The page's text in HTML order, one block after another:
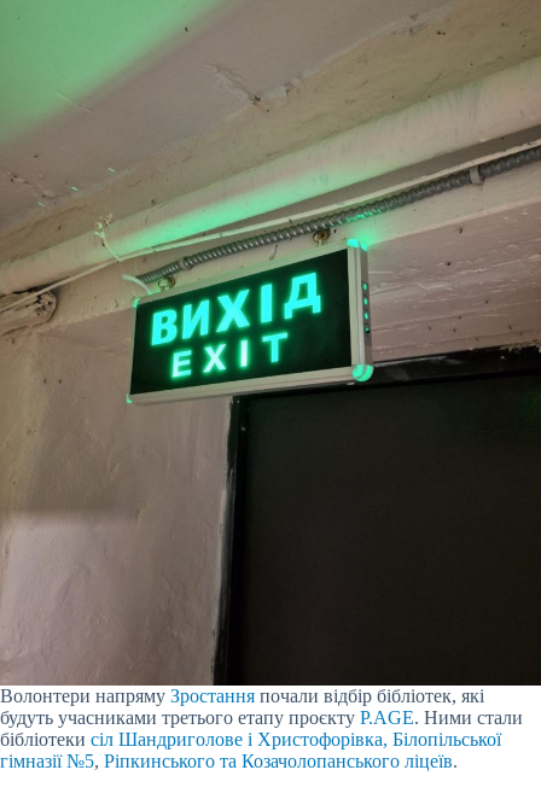
Волонтери напряму Зростання почали відбір бібліотек, які
будуть учасниками третього етапу проєкту P.AGE. Ними стали
бібліотеки сіл Шандриголове і Христофорівка, Білопільської
гімназії №5, Ріпкинського та Козачолопанського ліцеїв.